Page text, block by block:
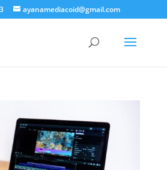
ayanamediacoid@gmail.com